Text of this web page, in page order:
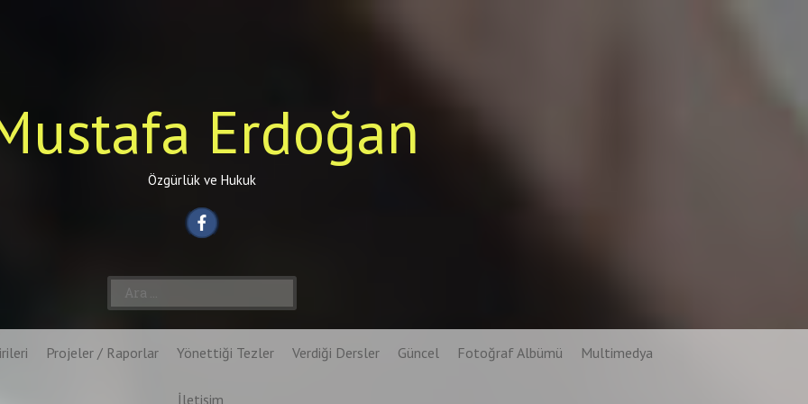
Erdoğan
Özgürlük ve Hukuk
Arama:
Projeler / Raporlar Yönettiği Tezler Verdiği Dersler Güncel Fotoğraf Albümü Multimedya
İletişim